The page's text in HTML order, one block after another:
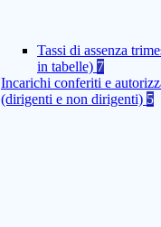
Tassi di assenza
in tabelle) 7
Incarichi conferiti e
(dirigenti e non dirigenti) 5